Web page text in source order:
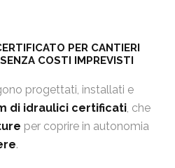
PER CANTIERI
COSTI IMPREVISTI
progettati, installati e
di idraulici certificati, che
per coprire in autonomia
.